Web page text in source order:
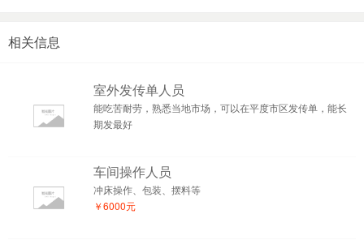
相关信息
室外发传单人员
能吃苦耐劳，熟悉当地市场，可以在平度市区发传单，能长
期发最好
车间操作人员
冲床操作、包装、摆料等
￥6000元